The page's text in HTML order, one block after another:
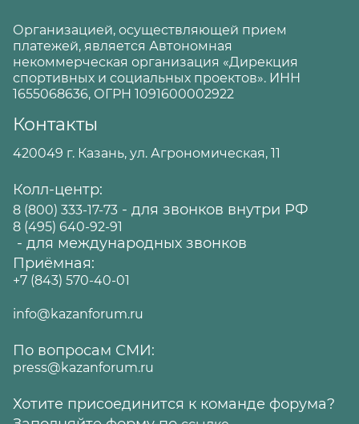
Организацией, осуществляющей прием
платежей, является Автономная
некоммерческая организация «Дирекция
спортивных и социальных проектов». ИНН
1655068636, ОГРН 1091600002922
Контакты
420049 г. Казань, ул. Агрономическая, 11
Колл-центр:
8 (800) 333-17-73 - для звонков внутри РФ
8 (495) 640-92-91
- для международных звонков
Приёмная:
+7 (843) 570-40-01
info@kazanforum.ru
По вопросам СМИ:
press@kazanforum.ru
Хотите присоединится к команде форума?